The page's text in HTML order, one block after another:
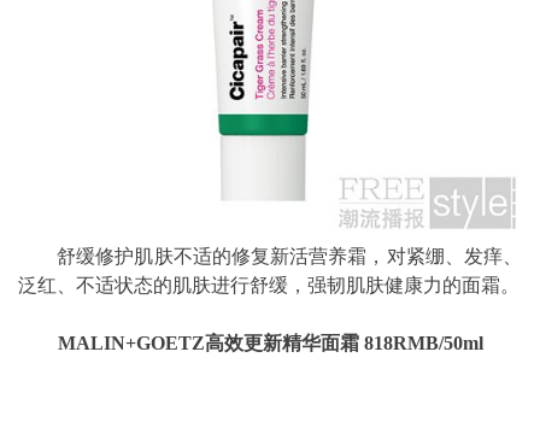
舒缓修护肌肤不适的修复新活营养霜，对紧绷、发痒、
泛红、不适状态的肌肤进行舒缓，强韧肌肤健康力的面霜。
MALIN+GOETZ高效更新精华面霜 818RMB/50ml